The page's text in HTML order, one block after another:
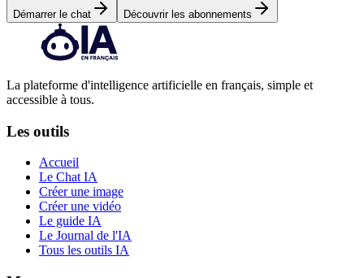
Démarrer le chat Découvrir les abonnements
La plateforme d'intelligence artificielle en français, simple et
accessible à tous.
Les outils
Accueil
Le Chat IA
Créer une image
Créer une vidéo
Le guide IA
Le Journal de l'IA
Tous les outils IA